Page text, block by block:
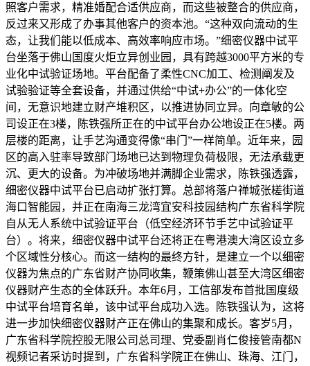
照客户需求，精准婚配合适供应商，而这些被整合的供应商，
反过来又形成了办事其他客户的资本池。“这种双向流动的生
态，让我们能以低成本、高效率响应市场。”细密仪器中试平
台坐落于佛山国度火炬立异创业园，具有跨越3000平方米的专
业化中试验证场地。平台配备了柔性CNC加工、检测阐发及
试验验证等全套设备，并通过供给“中试+办公”的一体化空
间，无意识地建立财产堆积区，以推进协同立异。向章敏的公
司设正在3楼，陈铁强所正在的中试平台办公地设正在5楼。两
层楼的距离，让手艺沟通变得像“串门”一样简单。近年来，园
区的高入驻率导致部门场地已达到物理负荷极限，无法承载更
沉、更大的设备。为冲破场地并满脚企业需求，陈铁强透露，
细密仪器中试平台已启动扩张打算。总部将落户禅城张槎街道
海口智能园，并正在南海三龙湾宜安科技园结构广东省科学院
自从无人系统中试验证平台（低空经济环节手艺中试验证平
台）。将来，细密仪器中试平台还将正在粤港澳大湾区设立多
个区域性分核心。而这一结构的最终方针，是建立一个以细密
仪器为焦点的广东省财产协同收集，鞭策佛山甚至大湾区细密
仪器财产生态的全体跃升。本年6月，工信部发布首批国度级
中试平台培育名单，该中试平台成功入选。陈铁强认为，这将
进一步加快细密仪器财产正在佛山的集聚和成长。客岁5月，
广东省科学院控股无限公司总司理、党委副肖仁俊接管南都N
视频记者采访时提到，广东省科学院正在佛山、珠海、江门，